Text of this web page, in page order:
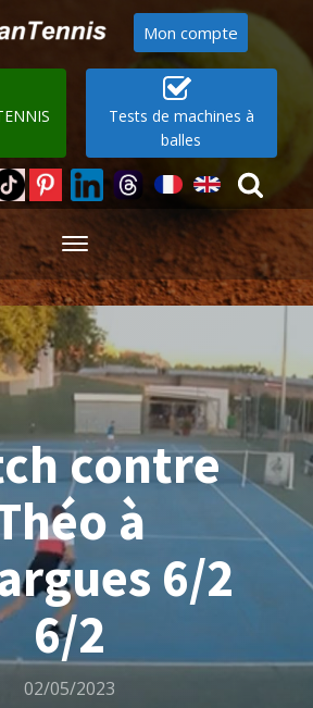
Mon compte
Tests de machines à
balles
contre
à
6/2
6/2
02/05/2023